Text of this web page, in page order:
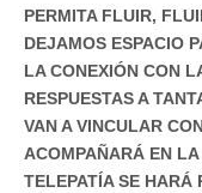
PERMITA FLUIR,
DEJAMOS ESPACIO
LA CONEXIÓN CON
RESPUESTAS A
VAN A VINCULAR
ACOMPAÑARÁ EN
TELEPATÍA SE HARÁ